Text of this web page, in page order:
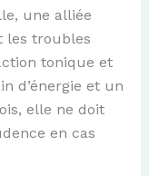
une alliée
les troubles
tonique et
d’énergie et un
elle ne doit
en cas